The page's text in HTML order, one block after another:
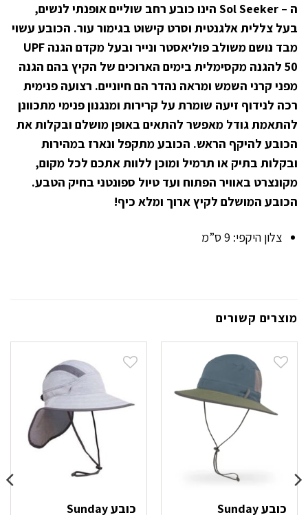
ה – Sol Seeker הינו כובע רחב שוליים אופנתי לנשים,
בעל צללית אלגנטית וסרט קישוט בגימור עור. הכובע עשוי
מבד נושם משולב פוליאסטר ונייר ובעל מקדם הגנה UPF
50 להגנה מקסימלית בימים הארוכים של הקיץ בהם הגנה
מפני קרני השמש ומראה נהדר הם חיוניים. רצועה פנימית
רכה לנידוף זיעה שומרת על קרירות ומנגנון פנימי מתכוונן
להתאמת גודל מאפשר להתאים באופן מושלם ובקלות את
הכובע להיקף הראש. הכובע מתקפל ונארז במהירות
ובקלות בתיק או תרמיל ומוכן ללוות אתכם לכל מקום,
מקונצרט באוויר הפתוח ועד טיול ספונטני בחיק הטבע.
הכובע המושלם לקיץ ארוך ומלא כיף!
צלון היקפי: 9 ס”מ
מוצרים קשורים
כובע Sunday כובע Sunday